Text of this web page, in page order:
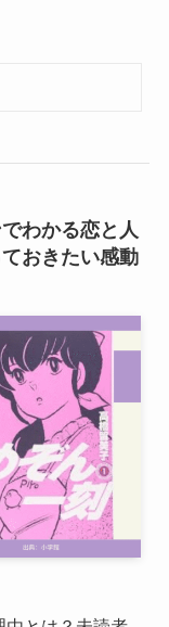
わかる恋と人
おきたい感動